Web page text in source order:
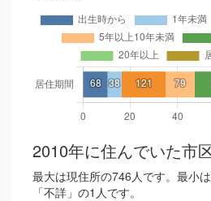
2010年に住んでいた市
最大は現住所の746人です。最小
「不詳」の1人です。